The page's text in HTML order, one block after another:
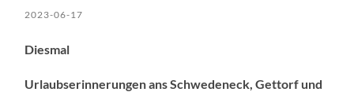
2023-06-17
Diesmal
Urlaubserinnerungen ans Schwedeneck, Gettorf und